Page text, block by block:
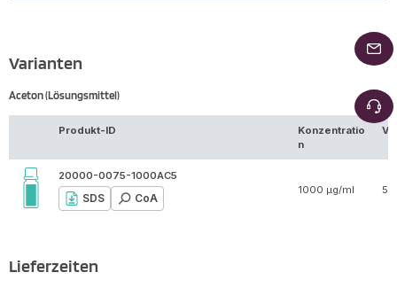
Varianten
Aceton (Lösungsmittel)
Produkt-ID
Konzentratio
n
20000-0075-1000AC5
SDS CoA
1000 µg/ml 5
Lieferzeiten